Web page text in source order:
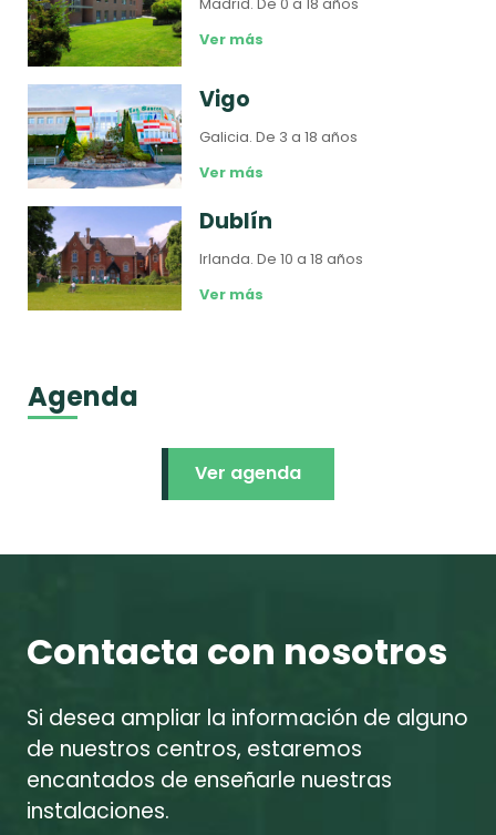
Ver más
Vigo
Galicia.De 3 a 18 años
Ver más
Dublín
Irlanda.De 10 a 18 años
Ver más
Agenda
Ver agenda
Contacta con nosotros
Si desea ampliar la información de alguno
de nuestros centros, estaremos
encantados de enseñarle nuestras
instalaciones.